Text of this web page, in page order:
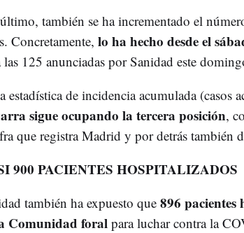
también se ha incrementado el
Concretamente, lo ha hecho desde el
las 125 anunciadas por Sanidad este
estadística de incidencia acumulada (casos
sigue ocupando la tercera posición,
que registra Madrid y por detrás también
900 PACIENTES HOSPITALIZADOS
también ha expuesto que 896
Comunidad foral para luchar contra la